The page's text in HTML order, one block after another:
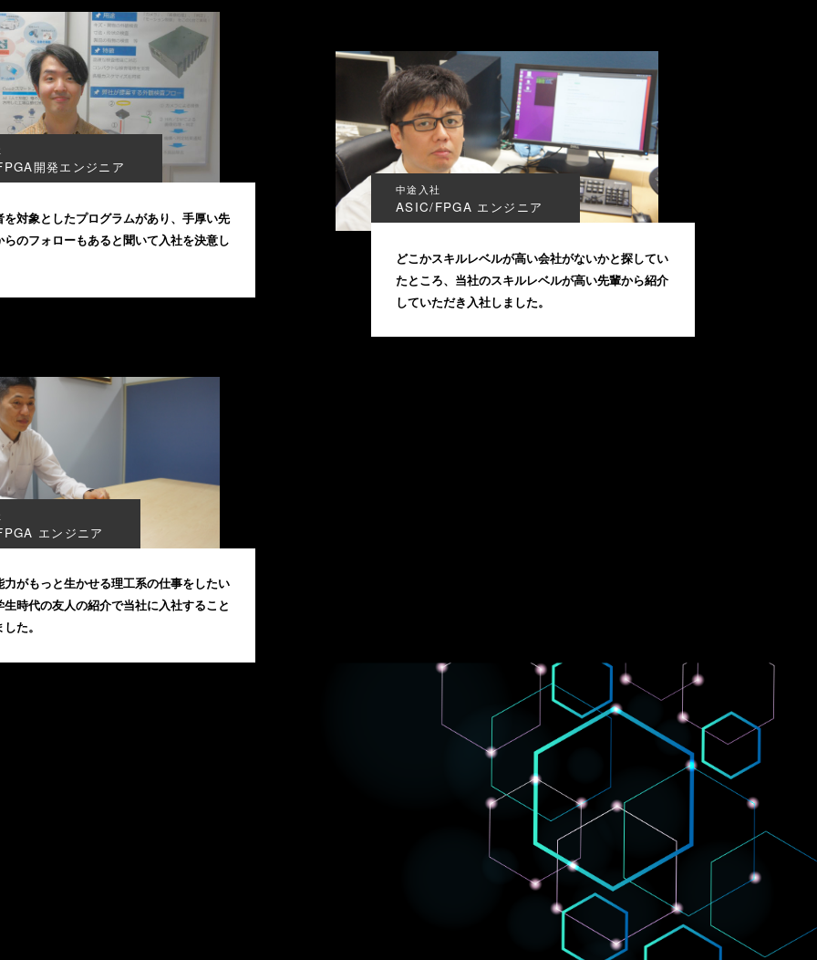
開発エンジニア
を対象としたプログラムがあり、手厚い先
らのフォローもあると聞いて入社を決意し
中途入社
ASIC/FPGA エンジニア
どこかスキルレベルが高い会社がないかと探してい
たところ、当社のスキルレベルが高い先輩から紹介
していただき入社しました。
エンジニア
力がもっと生かせる理工系の仕事をしたい
生時代の友人の紹介で当社に入社すること
た。